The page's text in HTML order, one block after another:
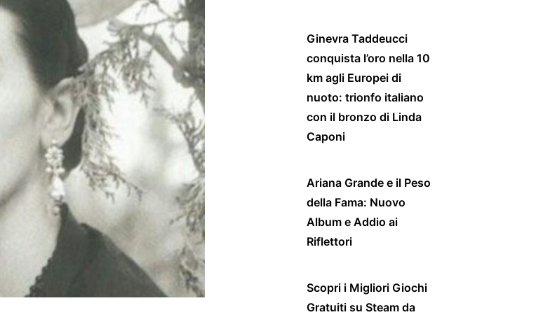
Ginevra Taddeucci
conquista l’oro nella 10
km agli Europei di
nuoto: trionfo italiano
con il bronzo di Linda
Caponi
Ariana Grande e il Peso
della Fama: Nuovo
Album e Addio ai
Riflettori
Scopri i Migliori Giochi
Gratuiti su Steam da